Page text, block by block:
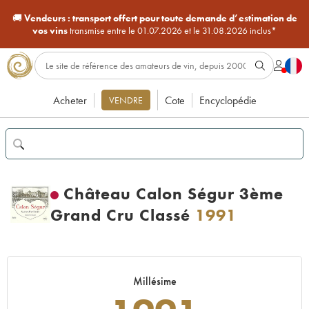
🚚Vendeurs : transport offert pour toute demande d’estimation de
vos vinstransmise entre le 01.07.2026 et le 31.08.2026 inclus*
Acheter VENDRE Cote Encyclopédie
Château Calon Ségur 3ème
Grand Cru Classé 1991
Millésime